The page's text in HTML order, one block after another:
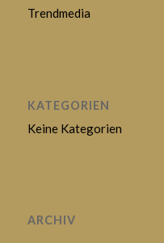
Trendmedia
KATEGORIEN
Keine Kategorien
ARCHIV